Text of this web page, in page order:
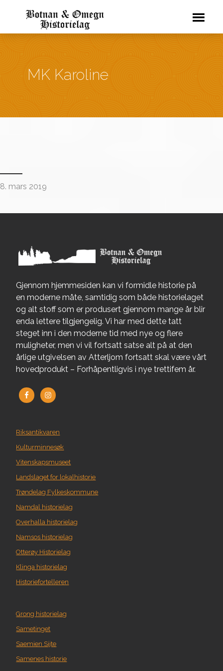
MK Karoline
8. mars 2019
Gjennom hjemmesiden kan vi formidle historie på
en moderne måte, samtidig som både historielaget
og alt stoff som er produsert gjennom mange år blir
enda lettere tilgjengelig. Vi har med dette tatt
steget inn i den moderne tid med nye og flere
muligheter, men vi vil fortsatt satse alt på at den
årlige utgivelsen av Atterljom fortsatt skal være vårt
hovedprodukt – Forhåpentligvis i nye trettifem år.
Riksantikvaren
Kulturminnesøk
Vitenskapsmuseet
Landslaget for lokalhistorie
Trøndelag Fylkeskommune
Namdal historielag
Overhalla historielag
Namsos historielag
Otterøy Historielag
Klinga historielag
Historiefortelleren
Grong historielag
Sametinget
Saemien Sijte
Samenes historie